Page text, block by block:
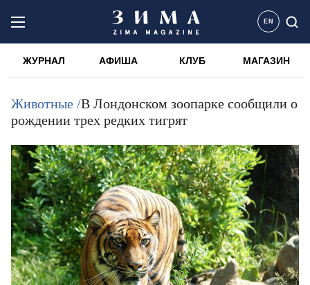
EN
ЖУРНАЛ АФИША КЛУБ МАГАЗИН
Животные /В Лондонском зоопарке сообщили о
рождении трех редких тигрят